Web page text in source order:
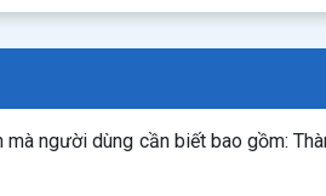
người dùng cần biết bao gồm: